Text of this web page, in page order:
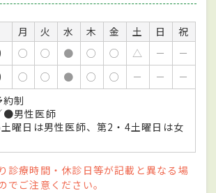
月 火 水 木 金 土 日
祝
○ ○ ● ○ ○ △ －
－
○ ○ ● ○ ○ － －
－
制
男性医師
曜日は男性医師、第2・4土曜日は女
診療時間・休診日等が記載と異なる場
でご注意ください。